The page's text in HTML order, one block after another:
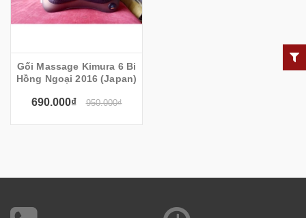
Gối Massage Kimura 6 Bi
Hồng Ngoại 2016 (Japan)
690.000₫ 950.000₫